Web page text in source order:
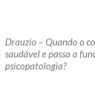
Drauzio – Quando o
saudável e passa a
psicopatologia?